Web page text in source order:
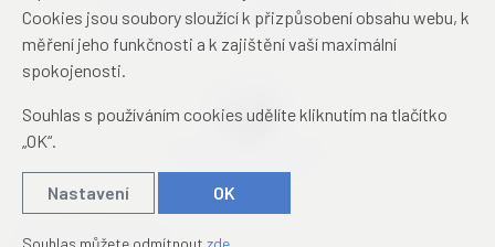
konferenční centrum
Zámecký hotel Třešť
konferenční centrum
© 2019 – 2026Academia
Cookies jsou soubory sloužící k přizpůsobení obsahu webu, k
měření jeho funkčnosti a k zajištění vaší maximální
spokojenosti.
Souhlas s používáním cookies udělíte kliknutím na tlačítko
„OK“.
Nastavení OK
Souhlas můžete odmítnout zde